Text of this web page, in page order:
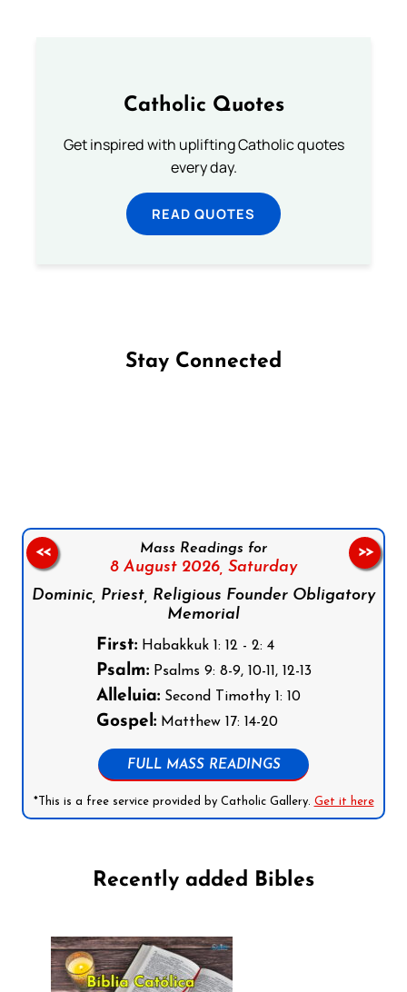
Catholic Quotes
Get inspired with uplifting Catholic quotes
every day.
READ QUOTES
Stay Connected
Mass Readings for
8 August 2026, Saturday
Dominic, Priest, Religious Founder Obligatory
Memorial
First:Habakkuk 1: 12 - 2: 4
Psalm:Psalms 9: 8-9, 10-11, 12-13
Alleluia:Second Timothy 1: 10
Gospel:Matthew 17: 14-20
FULL MASS READINGS
*This is a free service provided by Catholic Gallery. Get it here
<< >>
Recently added Bibles